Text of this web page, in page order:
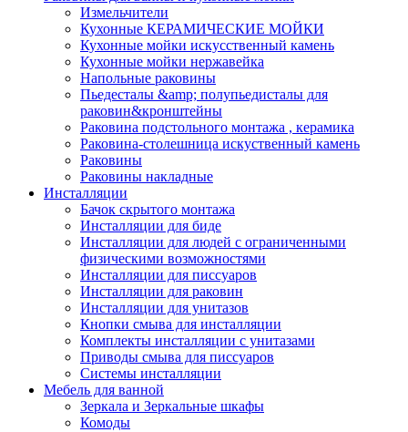
Измельчители
Кухонные КЕРАМИЧЕСКИЕ МОЙКИ
Кухонные мойки искусственный камень
Кухонные мойки нержавейка
Напольные раковины
Пьедесталы &amp; полупьедисталы для
раковин&кронштейны
Раковина подстольного монтажа , керамика
Раковина-столешница искуственный камень
Раковины
Раковины накладные
Инсталляции
Бачок скрытого монтажа
Инсталляции для биде
Инсталляции для людей с ограниченными
физическими возможностями
Инсталляции для писсуаров
Инсталляции для раковин
Инсталляции для унитазов
Кнопки смыва для инсталляции
Комплекты инсталляции с унитазами
Приводы смыва для писсуаров
Системы инсталляции
Мебель для ванной
Зеркала и Зеркальные шкафы
Комоды